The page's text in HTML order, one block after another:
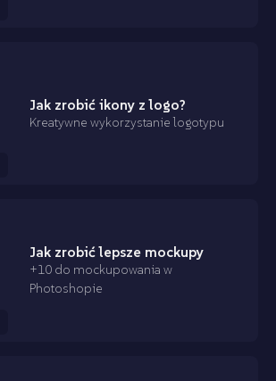
Jak zrobić ikony z logo?
Kreatywne wykorzystanie logotypu
Jak zrobić lepsze mockupy
+10 do mockupowania w
Photoshopie